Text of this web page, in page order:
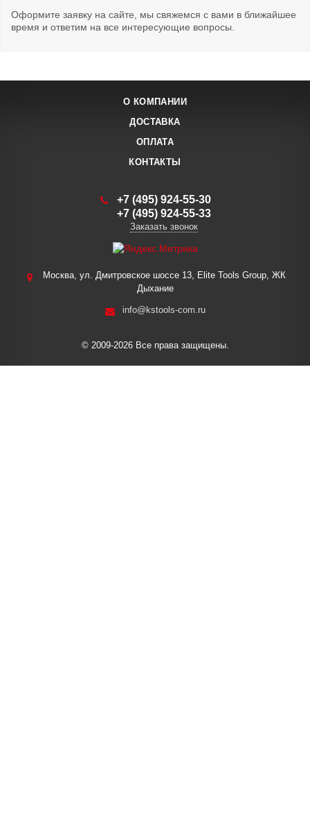
Оформите заявку на сайте, мы свяжемся с вами в ближайшее
время и ответим на все интересующие вопросы.
О КОМПАНИИ
ДОСТАВКА
ОПЛАТА
КОНТАКТЫ
+7 (495) 924-55-30
+7 (495) 924-55-33
Заказать звонок
Москва, ул. Дмитровское шоссе 13, Elite Tools Group, ЖК
Дыхание
info@kstools-com.ru
© 2009-2026 Все права защищены.